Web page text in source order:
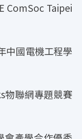
ComSoc Taipei
中國電機工程學
物聯網專題競賽